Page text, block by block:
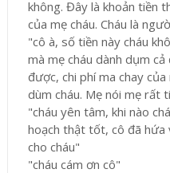
không. Đây là khoản tiền
của mẹ cháu. Cháu là
"cô à, số tiền này cháu
mà mẹ cháu dành dụm
được, chi phí ma chay
dùm cháu. Mẹ nói mẹ rất
"cháu yên tâm, khi nào
hoạch thật tốt, cô đã hứa
cho cháu"
"cháu cám ơn cô"